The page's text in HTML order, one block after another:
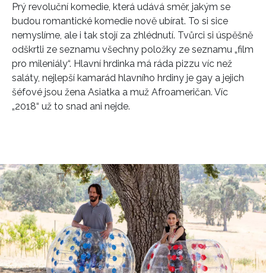
Prý revoluční komedie, která udává směr, jakým se
budou romantické komedie nově ubírat. To si sice
nemyslíme, ale i tak stojí za zhlédnutí. Tvůrci si úspěšně
odškrtli ze seznamu všechny položky ze seznamu „film
pro mileniály“. Hlavní hrdinka má ráda pizzu víc než
saláty, nejlepší kamarád hlavního hrdiny je gay a jejich
šéfové jsou žena Asiatka a muž Afroameričan. Víc
„2018“ už to snad ani nejde.